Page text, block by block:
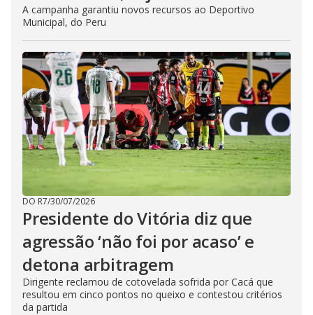
A campanha garantiu novos recursos ao Deportivo
Municipal, do Peru
DO R7/30/07/2026
Presidente do Vitória diz que
agressão ‘não foi por acaso’ e
detona arbitragem
Dirigente reclamou de cotovelada sofrida por Cacá que
resultou em cinco pontos no queixo e contestou critérios
da partida